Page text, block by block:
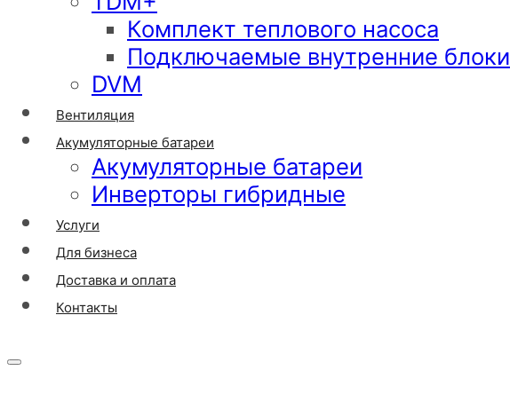
Комплект теплового насоса
Подключаемые внутренние блоки
DVM
Вентиляция
Акумуляторные батареи
Акумуляторные батареи
Инверторы гибридные
Услуги
Для бизнеса
Доставка и оплата
Контакты